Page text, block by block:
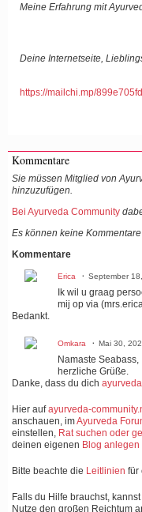
Meine Erfahrung mit
Deine Internetseite,
https://mailchi.mp/
Kommentare
Sie müssen Mitglied von
hinzuzufügen.
Bei Ayurveda Community
Es können keine
Kommentare
Erica September
Ik wil u graag
mij op via
Bedankt.
Omkara Mai 30,
Namaste Seabass,
herzliche Grüße.
Danke, dass du dich
Hier aufayurveda-
anschauen, imAyurveda
einstellen, Rat suchen oder
deinen eigenen Blog
Bitte beachte die Leitlinien für
Falls du Hilfe brauchst,
Nutze den großen Reichtum